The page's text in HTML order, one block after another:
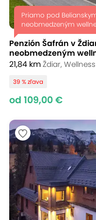
Priamo pod
neobmedzeným
Penzión Šafrán v
neobmedzeným
21,84 kmŽdiar,
39 % zľava
od 109,00 €